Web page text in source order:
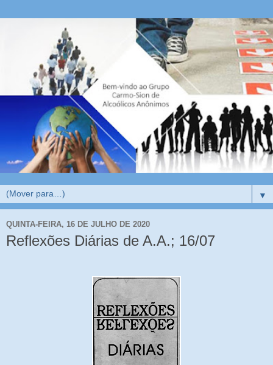
▼
QUINTA-FEIRA, 16 DE JULHO DE 2020
Reflexões Diárias de A.A.; 16/07